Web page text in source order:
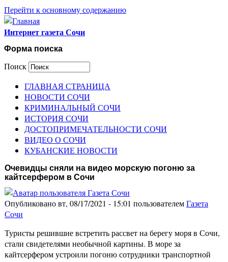
Перейти к основному содержанию
Интернет газета Сочи
Форма поиска
Поиск
ГЛАВНАЯ СТРАНИЦА
НОВОСТИ СОЧИ
КРИМИНАЛЬНЫЙ СОЧИ
ИСТОРИЯ СОЧИ
ДОСТОПРИМЕЧАТЕЛЬНОСТИ СОЧИ
ВИДЕО О СОЧИ
КУБАНСКИЕ НОВОСТИ
Очевидцы сняли на видео морскую погоню за
кайтсерфером в Сочи
Опубликовано вт, 08/17/2021 - 15:01 пользователемГазета
Сочи
Туристы решившие встретить рассвет на берегу моря в Сочи,
стали свидетелями необычной картины. В море за
кайтсерфером устроили погоню сотрудники транспортной